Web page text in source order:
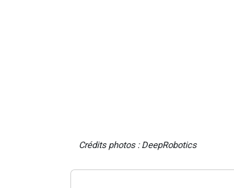
Crédits photos : DeepRobotics